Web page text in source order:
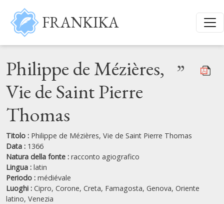
Salta al contenuto principale
FRANKIKA
Philippe de Mézières,
Vie de Saint Pierre
Thomas
”
Titolo : Philippe de Mézières, Vie de Saint Pierre Thomas
Data : 1366
Natura della fonte : racconto agiografico
Lingua : latin
Periodo : médiévale
Luoghi : Cipro, Corone, Creta, Famagosta, Genova, Oriente
latino, Venezia